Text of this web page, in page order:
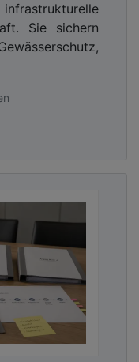
Sie sichern